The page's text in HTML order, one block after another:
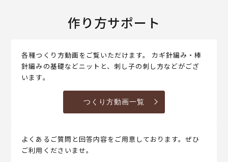
作り方サポート
各種つくり方動画をご覧いただけます。 カギ針編み・棒
針編みの基礎などニットと、刺し子の刺し方などがござ
います。
つくり方動画一覧
よくあるご質問と回答内容をご用意しております。ぜひ
ご利用くださいませ。